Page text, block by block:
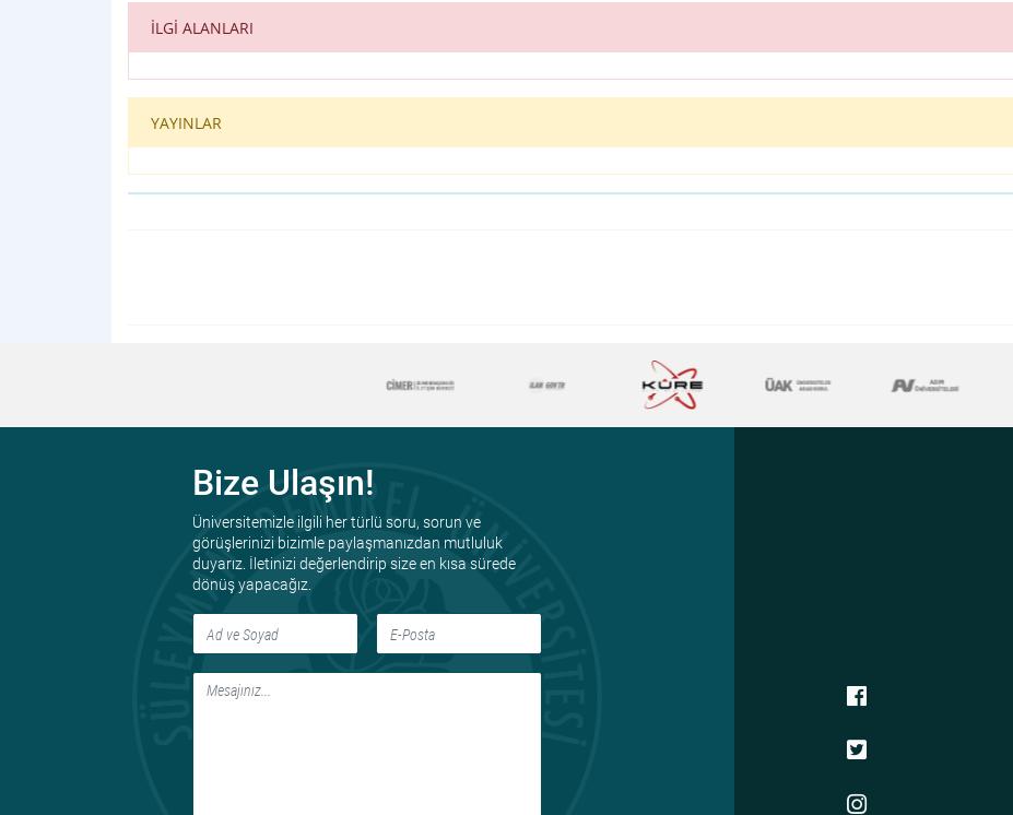
İLGİ ALANLARI
YAYINLAR
Bize Ulaşın!
Üniversitemizle ilgili her türlü soru, sorun ve
görüşlerinizi bizimle paylaşmanızdan mutluluk
duyarız. İletinizi değerlendirip size en kısa sürede
dönüş yapacağız.